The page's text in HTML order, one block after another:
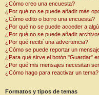
¿Cómo creo una encuesta?
¿Por qué no se puede añadir más
¿Cómo edito o borro una encuesta?
¿Por qué no se puede acceder a
¿Por qué no se puede añadir
¿Por qué recibí una advertencia?
¿Cómo se puede reportar un
¿Para qué sirve el botón "Guardar"
¿Por qué mis mensajes necesitan
¿Cómo hago para reactivar un tema?
Formatos y tipos de temas